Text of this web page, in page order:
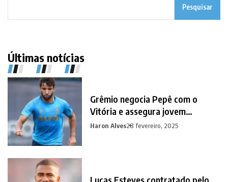
Pesquisar
Últimas notícias
Grêmio negocia Pepê com o
Vitória e assegura jovem
promessa em contrapartida
Haron Alves28 fevereiro, 2025